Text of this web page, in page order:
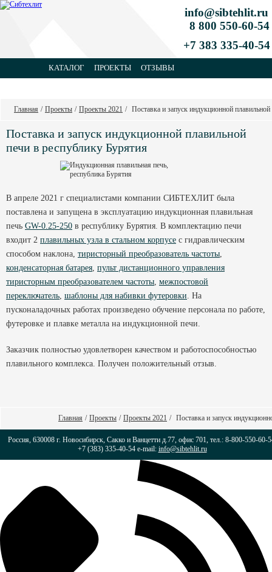
info@sibtehlit.ru
8 800 550-60-54
+7 383 335-40-54
КАТАЛОГ ПРОЕКТЫ ОТЗЫВЫ
Главная / Проекты / Проекты 2021 / Поставка и запуск индукционной
Поставка и запуск индукционной плавильной
печи в республику Бурятия
В апреле 2021 г специалистами компании СИБТЕХЛИТ была
поставлена и запущена в эксплуатацию индукционная плавильная
печь GW-0.25-250 в республику Бурятия. В комплектацию печи
входит 2 плавильных узла в стальном корпусе с гидравлическим
способом наклона, тиристорный преобразователь частоты
конденсаторная батарея пульт дистанционного управления
тиристорным преобразователем частоты межпостовой
переключатель шаблоны для набивки футеровки . На
пусконаладочных работах произведено обучение персонала по работе,
футеровке и плавке металла на индукционной печи.
Заказчик полностью удовлетворен качеством и работоспособностью
плавильного комплекса. Получен положительный отзыв.
Главная / Проекты / Проекты 2021 / Поставка и запуск
Россия, 630008 г. Новосибирск, Сакко и Ванцетти д.77, офис 701, тел.: 8-800-550-60-
+7 (383) 335-40-54 e-mail: info@sibtehlit.ru